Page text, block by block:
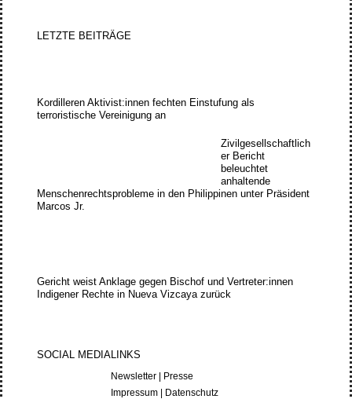
LETZTE BEITRÄGE
Kordilleren Aktivist:innen fechten Einstufung als
terroristische Vereinigung an
Zivilgesellschaftlich
er Bericht
beleuchtet
anhaltende
Menschenrechtsprobleme in den Philippinen unter Präsident
Marcos Jr.
Gericht weist Anklage gegen Bischof und Vertreter:innen
Indigener Rechte in Nueva Vizcaya zurück
SOCIAL MEDIALINKS
Newsletter | Presse
Impressum | Datenschutz